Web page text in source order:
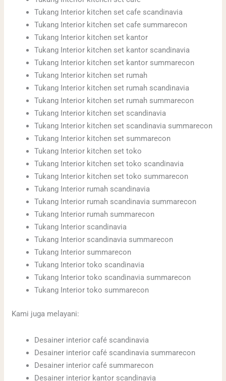
Tukang Interior kitchen set cafe scandinavia
Tukang Interior kitchen set cafe summarecon
Tukang Interior kitchen set kantor
Tukang Interior kitchen set kantor scandinavia
Tukang Interior kitchen set kantor summarecon
Tukang Interior kitchen set rumah
Tukang Interior kitchen set rumah scandinavia
Tukang Interior kitchen set rumah summarecon
Tukang Interior kitchen set scandinavia
Tukang Interior kitchen set scandinavia summarecon
Tukang Interior kitchen set summarecon
Tukang Interior kitchen set toko
Tukang Interior kitchen set toko scandinavia
Tukang Interior kitchen set toko summarecon
Tukang Interior rumah scandinavia
Tukang Interior rumah scandinavia summarecon
Tukang Interior rumah summarecon
Tukang Interior scandinavia
Tukang Interior scandinavia summarecon
Tukang Interior summarecon
Tukang Interior toko scandinavia
Tukang Interior toko scandinavia summarecon
Tukang Interior toko summarecon
Kami juga melayani:
Desainer interior café scandinavia
Desainer interior café scandinavia summarecon
Desainer interior café summarecon
Desainer interior kantor scandinavia